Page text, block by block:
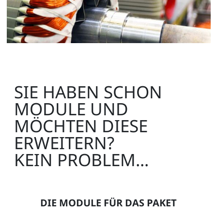
SIE HABEN SCHON
MODULE UND
MÖCHTEN DIESE
ERWEITERN?
KEIN PROBLEM...
DIE MODULE FÜR DAS PAKET